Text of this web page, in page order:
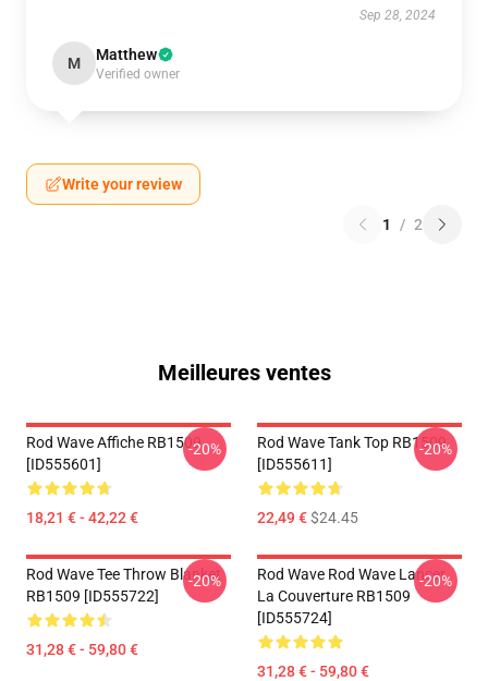
Sep 28, 2024
M Matthew
Verified owner
Write your review
1 / 2
Meilleures ventes
Rod Wave Affiche RB1509
[ID555601]
18,21 € - 42,22 €
-20%
Rod Wave Tank Top RB1509
[ID555611]
22,49 €$24.45
-20%
Rod Wave Tee Throw Blanket
RB1509 [ID555722]
31,28 € - 59,80 €
-20%
Rod Wave Rod Wave Lancer
La Couverture RB1509
[ID555724]
31,28 € - 59,80 €
-20%